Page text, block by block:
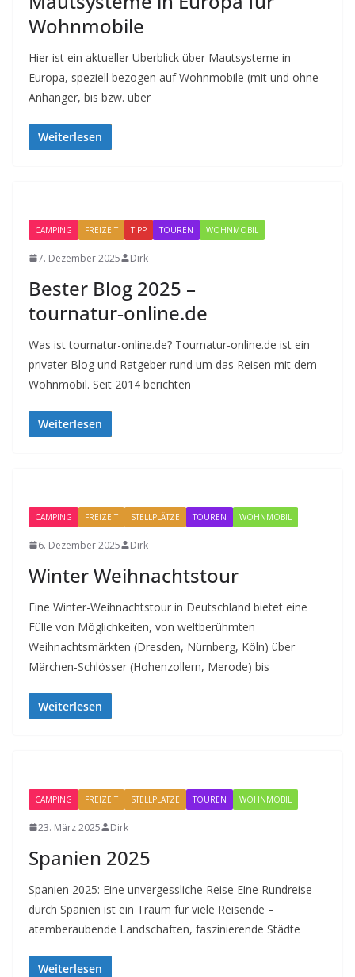
Wohnmobile
Hier ist ein aktueller Überblick über Mautsysteme in
Europa, speziell bezogen auf Wohnmobile (mit und ohne
Anhänger, bis bzw. über
Weiterlesen
CAMPING FREIZEIT TIPP TOUREN WOHNMOBIL
7. Dezember 2025 Dirk
Bester Blog 2025 –
tournatur‑online.de
Was ist tournatur-online.de? Tournatur-online.de ist ein
privater Blog und Ratgeber rund um das Reisen mit dem
Wohnmobil. Seit 2014 berichten
Weiterlesen
CAMPING FREIZEIT STELLPLÄTZE TOUREN WOHNMOBIL
6. Dezember 2025 Dirk
Winter Weihnachtstour
Eine Winter-Weihnachtstour in Deutschland bietet eine
Fülle von Möglichkeiten, von weltberühmten
Weihnachtsmärkten (Dresden, Nürnberg, Köln) über
Märchen-Schlösser (Hohenzollern, Merode) bis
Weiterlesen
CAMPING FREIZEIT STELLPLÄTZE TOUREN WOHNMOBIL
23. März 2025 Dirk
Spanien 2025
Spanien 2025: Eine unvergessliche Reise Eine Rundreise
durch Spanien ist ein Traum für viele Reisende –
atemberaubende Landschaften, faszinierende Städte
Weiterlesen